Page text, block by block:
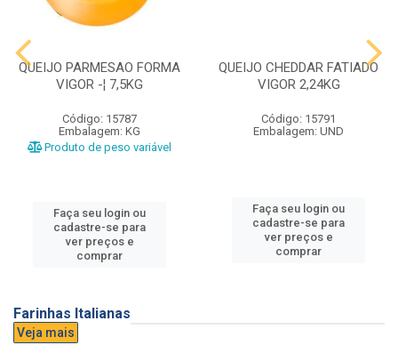
QUEIJO PARMESAO FORMA
VIGOR -¦ 7,5KG
Código: 15787
Embalagem: KG
Produto de peso variável
Faça seu login ou
cadastre-se para
ver preços e
comprar
QUEIJO CHEDDAR FATIADO
VIGOR 2,24KG
Código: 15791
Embalagem: UND
Faça seu login ou
cadastre-se para
ver preços e
comprar
Farinhas Italianas
Veja mais